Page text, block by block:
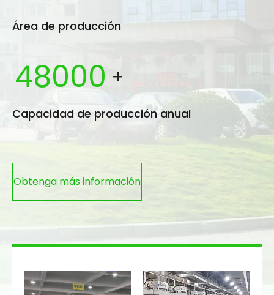
Área de producción
48000 +
Capacidad de producción anual
Obtenga más información